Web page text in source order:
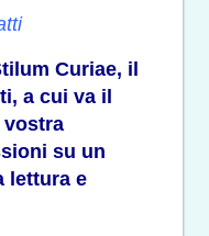
Curiae, il
a cui va il
vostra
su un
lettura e